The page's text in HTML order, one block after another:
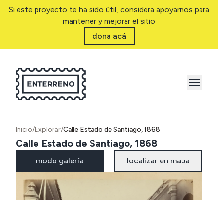
Si este proyecto te ha sido útil, considera apoyarnos para
mantener y mejorar el sitio
dona acá
Inicio/Explorar/Calle Estado de Santiago, 1868
Calle Estado de Santiago, 1868
modo galería localizar en mapa